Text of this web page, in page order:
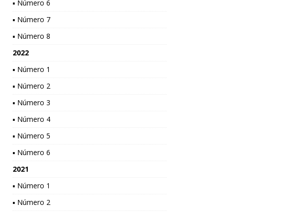
▪ Número 6
▪ Número 7
▪ Número 8
2022
▪ Número 1
▪ Número 2
▪ Número 3
▪ Número 4
▪ Número 5
▪ Número 6
2021
▪ Número 1
▪ Número 2